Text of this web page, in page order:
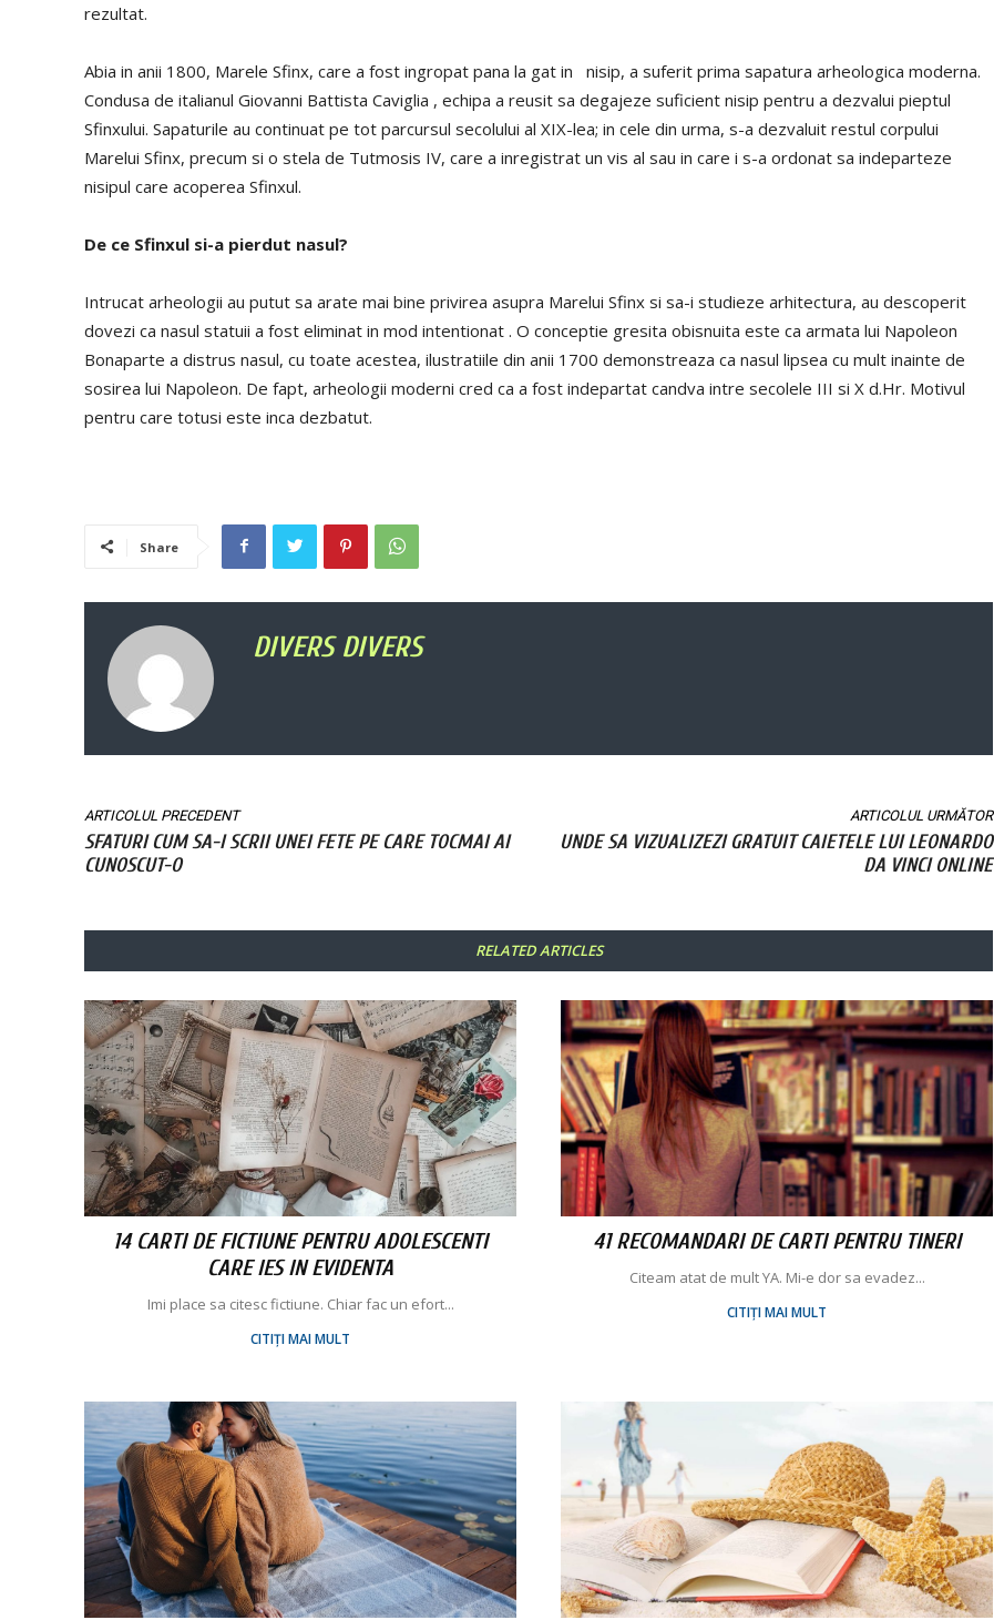
rezultat.
Abia in anii 1800, Marele Sfinx, care a fost ingropat pana la gat in nisip, a suferit prima sapatura arheologica moderna.
Condusa de italianul Giovanni Battista Caviglia , echipa a reusit sa degajeze suficient nisip pentru a dezvalui pieptul
Sfinxului. Sapaturile au continuat pe tot parcursul secolului al XIX-lea; in cele din urma, s-a dezvaluit restul corpului
Marelui Sfinx, precum si o stela de Tutmosis IV, care a inregistrat un vis al sau in care i s-a ordonat sa indeparteze
nisipul care acoperea Sfinxul.
De ce Sfinxul si-a pierdut nasul?
Intrucat arheologii au putut sa arate mai bine privirea asupra Marelui Sfinx si sa-i studieze arhitectura, au descoperit
dovezi ca nasul statuii a fost eliminat in mod intentionat . O conceptie gresita obisnuita este ca armata lui Napoleon
Bonaparte a distrus nasul, cu toate acestea, ilustratiile din anii 1700 demonstreaza ca nasul lipsea cu mult inainte de
sosirea lui Napoleon. De fapt, arheologii moderni cred ca a fost indepartat candva intre secolele III si X d.Hr. Motivul
pentru care totusi este inca dezbatut.
Share
DIVERS DIVERS
ARTICOLUL PRECEDENT
SFATURI CUM SA-I SCRII UNEI FETE PE CARE TOCMAI AI
CUNOSCUT-O
ARTICOLUL URMĂTOR
UNDE SA VIZUALIZEZI GRATUIT CAIETELE LUI LEONARDO
DA VINCI ONLINE
RELATED ARTICLES
14 CARTI DE FICTIUNE PENTRU ADOLESCENTI
CARE IES IN EVIDENTA
Imi place sa citesc fictiune. Chiar fac un efort...
CITIȚI MAI MULT
41 RECOMANDARI DE CARTI PENTRU TINERI
Citeam atat de mult YA. Mi-e dor sa evadez...
CITIȚI MAI MULT